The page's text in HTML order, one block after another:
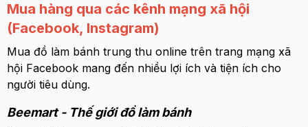
Mua hàng qua các kênh mạng xã hội
(Facebook, Instagram)
Mua đồ làm bánh trung thu online trên trang mạng xã
hội Facebook mang đến nhiều lợi ích và tiện ích cho
người tiêu dùng.
Beemart - Thế giới đồ làm bánh